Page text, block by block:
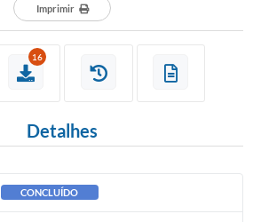
Imprimir
16
Detalhes
CONCLUÍDO